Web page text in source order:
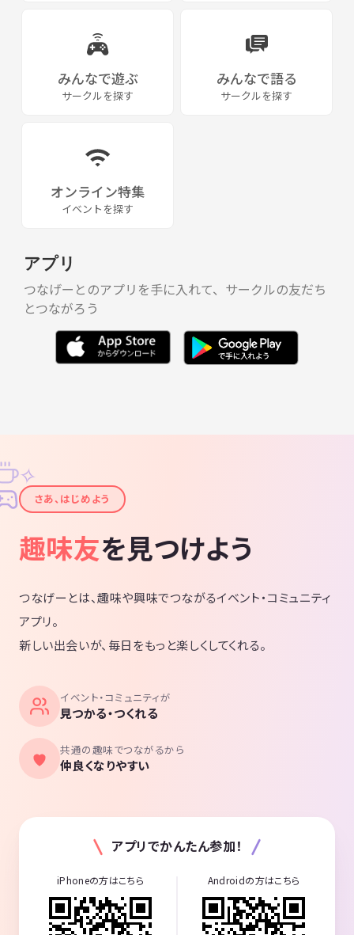
みんなで遊ぶ
サークルを探す
みんなで語る
サークルを探す
オンライン特集
イベントを探す
アプリ
つなげーとのアプリを手に入れて、サークルの友だち
とつながろう
✦
✧
さあ、はじめよう
趣味友を見つけよう
つなげーとは、趣味や興味でつながるイベント・コミュニティ
アプリ。
新しい出会いが、毎日をもっと楽しくしてくれる。
イベント・コミュニティが
見つかる・つくれる
共通の趣味でつながるから
仲良くなりやすい
アプリでかんたん参加！
iPhoneの方はこちら Androidの方はこちら